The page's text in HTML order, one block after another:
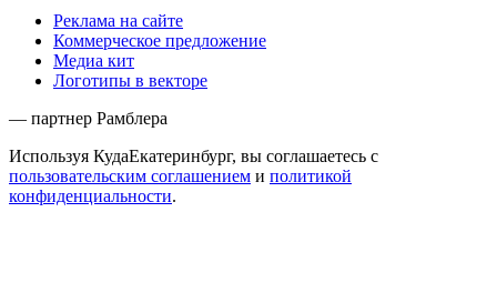
Реклама на сайте
Коммерческое предложение
Медиа кит
Логотипы в векторе
— партнер Рамблера
Используя КудаЕкатеринбург, вы соглашаетесь с
пользовательским соглашением и политикой
конфиденциальности.